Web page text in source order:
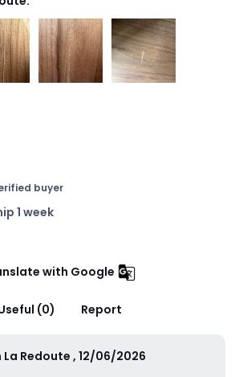
buyer
1 week
with Google
(0) Report
Redoute , 12/06/2026